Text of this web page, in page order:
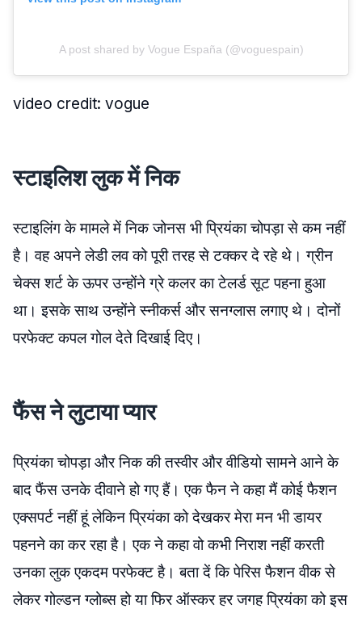
A post shared by Vogue España (@voguespain)
video credit: vogue
स्टाइलिश लुक में निक
स्टाइलिंग के मामले में निक जोनस भी प्रियंका चोपड़ा से कम नहीं
है। वह अपने लेडी लव को पूरी तरह से टक्कर दे रहे थे। ग्रीन
चेक्स शर्ट के ऊपर उन्होंने ग्रे कलर का टेलर्ड सूट पहना हुआ
था। इसके साथ उन्होंने स्नीकर्स और सनग्लास लगाए थे। दोनों
परफेक्ट कपल गोल देते दिखाई दिए।
फैंस ने लुटाया प्यार
प्रियंका चोपड़ा और निक की तस्वीर और वीडियो सामने आने के
बाद फैंस उनके दीवाने हो गए हैं। एक फैन ने कहा मैं कोई फैशन
एक्सपर्ट नहीं हूं लेकिन प्रियंका को देखकर मेरा मन भी डायर
पहनने का कर रहा है। एक ने कहा वो कभी निराश नहीं करती
उनका लुक एकदम परफेक्ट है। बता दें कि पेरिस फैशन वीक से
लेकर गोल्डन ग्लोब्स हो या फिर ऑस्कर हर जगह प्रियंका को इस